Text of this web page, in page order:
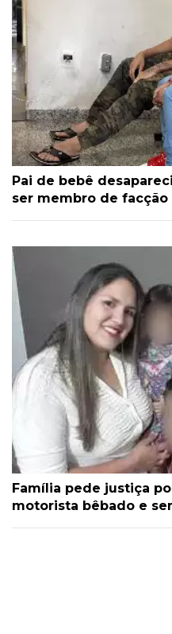
Pai de bebê
ser membro de facção
Família pede justiça
motorista bêbado e